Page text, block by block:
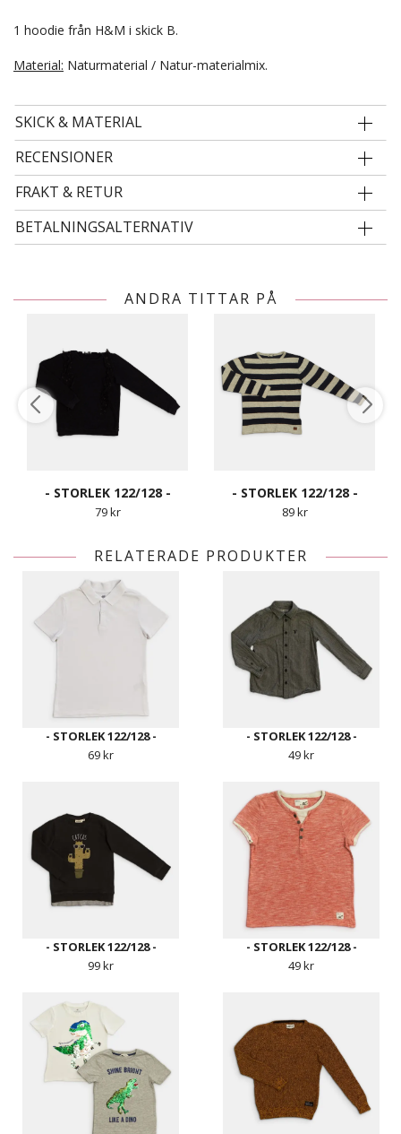
1 hoodie från H&M i skick B.
Material: Naturmaterial / Natur-materialmix.
SKICK & MATERIAL
RECENSIONER
FRAKT & RETUR
BETALNINGSALTERNATIV
ANDRA TITTAR PÅ
- STORLEK 122/128 -
79 kr
- STORLEK 122/128 -
89 kr
RELATERADE PRODUKTER
- STORLEK 122/128 -
69 kr
- STORLEK 122/128 -
49 kr
- STORLEK 122/128 -
99 kr
- STORLEK 122/128 -
49 kr